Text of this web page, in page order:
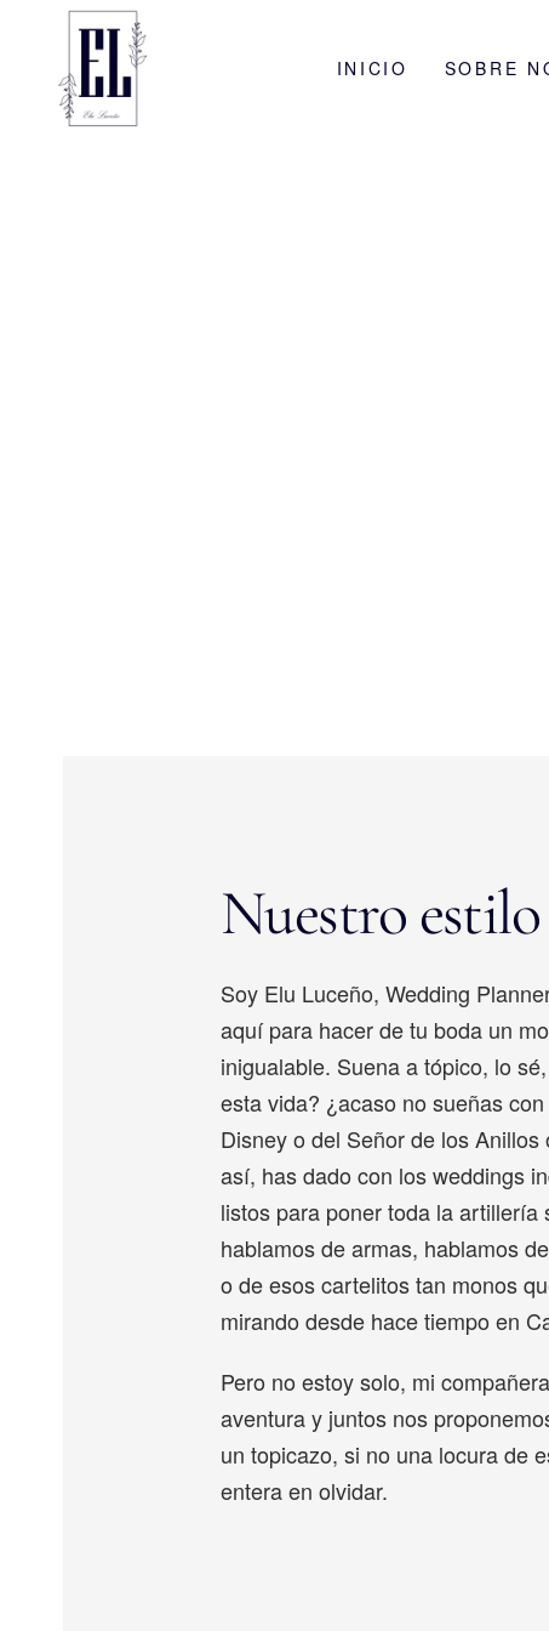
INICIO SOBRE
Nuestro estilo
Soy Elu Luceño, Wedding
aquí para hacer de tu boda un
inigualable. Suena a tópico, lo
esta vida? ¿acaso no sueñas
Disney o del Señor de los
así, has dado con los weddings
listos para poner toda la artillería
hablamos de armas, hablamos
o de esos cartelitos tan monos
mirando desde hace tiempo en
Pero no estoy solo, mi
aventura y juntos nos
un topicazo, si no una locura de
entera en olvidar.